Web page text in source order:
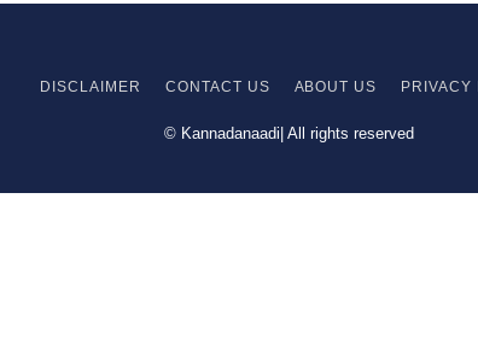
DISCLAIMER CONTACT US ABOUT US PRIVACY
© Kannadanaadi| All rights reserved